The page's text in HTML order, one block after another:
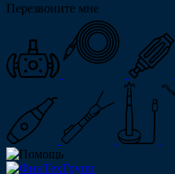
Перезвоните мне